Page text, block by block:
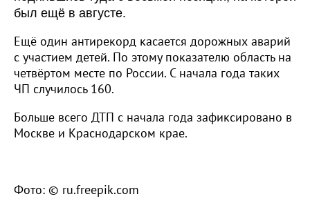
был ещё в августе.
Ещё один антирекорд касается дорожных аварий
с участием детей. По этому показателю область на
четвёртом месте по России. С начала года таких
ЧП случилось 160.
Больше всего ДТП с начала года зафиксировано в
Москве и Краснодарском крае.
Фото: © ru.freepik.com